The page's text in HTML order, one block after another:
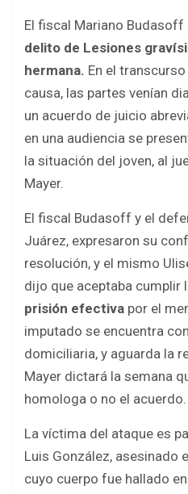
El fiscal Mariano Budasoff
delito de Lesiones
hermana. En el
causa, las partes venían
un acuerdo de juicio
en una audiencia se
la situación del joven, al
Mayer.
El fiscal Budasoff y el
Juárez, expresaron su
resolución, y el mismo
dijo que aceptaba cumplir
prisión efectiva por el
imputado se encuentra
domiciliaria, y aguarda la
Mayer dictará la semana
homologa o no el acuerdo.
La víctima del ataque es
Luis González, asesinado
cuyo cuerpo fue hallado